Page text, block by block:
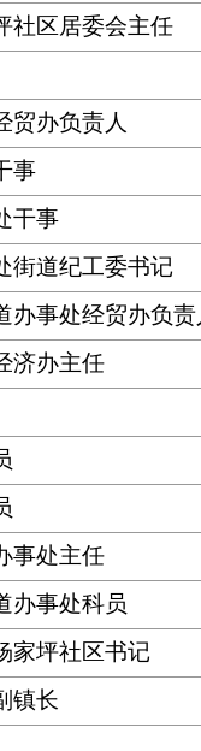
社区居委会主任
贸办负责人
事
干事
街道纪工委书记
办事处经贸办负责
济办主任
事处主任
办事处科员
家坪社区书记
镇长